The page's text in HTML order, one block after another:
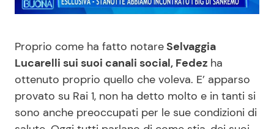
Mondo Mamma
News benessere
Le Ricette in TV
Primi Piatti
Proprio come ha fatto notareSelvaggia
Lucarelli sui suoi canali social, Fedez ha
ottenuto proprio quello che voleva. E’ apparso
provato su Rai 1, non ha detto molto e in tanti si
sono anche preoccupati per le sue condizioni di